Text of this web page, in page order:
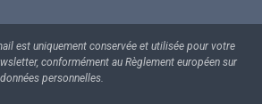
est uniquement conservée et utilisée pour votre
conformément au Règlement européen sur
personnelles.